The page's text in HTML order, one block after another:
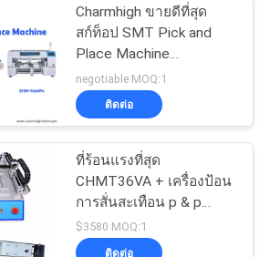
Charmhigh ขายดีที่สุด
สก์ท็อป SMT Pick and
Place Machine
CHMT36VA CHMT48VB
CHMT560P4
negotiable MOQ:1
ติดต่อ
ที่ร้อนแรงที่สุด
CHMT36VA + เครื่องป้อน
การสั่นสะเทือน p & p
เครื่อง 0402-5050, SOP,
QFN ..
$3580 MOQ:1
ติดต่อ